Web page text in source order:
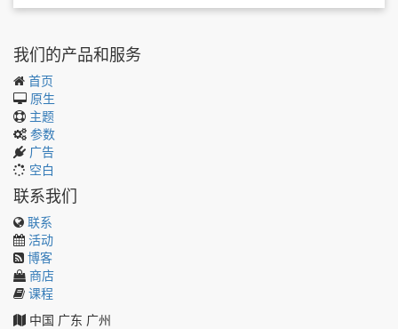
我们的产品和服务
首页
原生
主题
参数
广告
空白
联系我们
联系
活动
博客
商店
课程
中国 广东 广州